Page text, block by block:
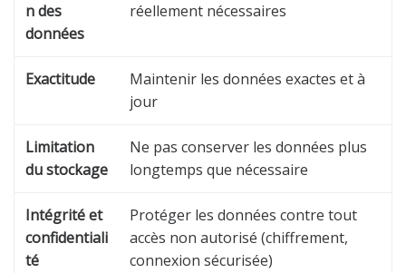
n des
données
réellement nécessaires
Exactitude
Maintenir les données exactes et à
jour
Limitation
du stockage
Ne pas conserver les données plus
longtemps que nécessaire
Intégrité et
confidentiali
té
Protéger les données contre tout
accès non autorisé (chiffrement,
connexion sécurisée)